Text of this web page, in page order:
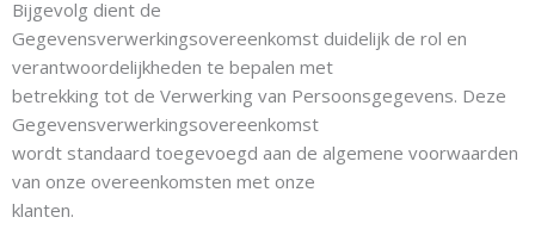
Bijgevolg dient de
Gegevensverwerkingsovereenkomst duidelijk de rol en
verantwoordelijkheden te bepalen met
betrekking tot de Verwerking van Persoonsgegevens. Deze
Gegevensverwerkingsovereenkomst
wordt standaard toegevoegd aan de algemene voorwaarden
van onze overeenkomsten met onze
klanten.